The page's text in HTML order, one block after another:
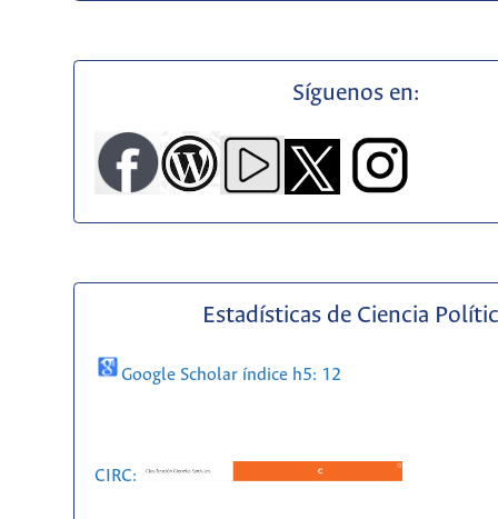
Síguenos en:
Estadísticas de Ciencia
Google Scholar índice h5: 12
CIRC: